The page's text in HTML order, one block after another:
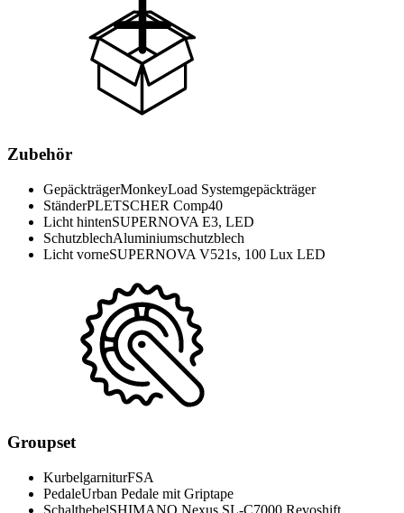
Zubehör
GepäckträgerMonkeyLoad Systemgepäckträger
StänderPLETSCHER Comp40
Licht hintenSUPERNOVA E3, LED
SchutzblechAluminiumschutzblech
Licht vorneSUPERNOVA V521s, 100 Lux LED
Groupset
KurbelgarniturFSA
PedaleUrban Pedale mit Griptape